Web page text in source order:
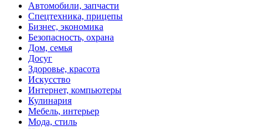
Автомобили, запчасти
Спецтехника, прицепы
Бизнес, экономика
Безопасность, охрана
Дом, семья
Досуг
Здоровье, красота
Искусство
Интернет, компьютеры
Кулинария
Мебель, интерьер
Мода, стиль